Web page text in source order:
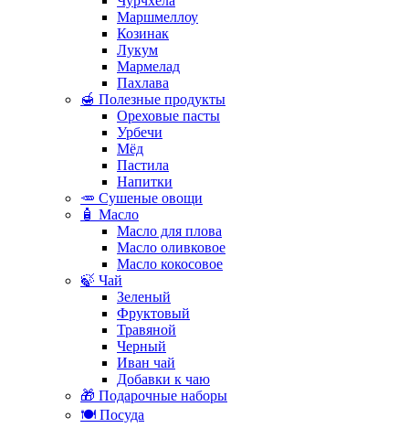
Маршмеллоу
Козинак
Лукум
Мармелад
Пахлава
🍯 Полезные продукты
Ореховые пасты
Урбечи
Мёд
Пастила
Напитки
🥕 Сушеные овощи
🧴 Масло
Масло для плова
Масло оливковое
Масло кокосовое
🍃 Чай
Зеленый
Фруктовый
Травяной
Черный
Иван чай
Добавки к чаю
🎁 Подарочные наборы
🍽️ Посуда